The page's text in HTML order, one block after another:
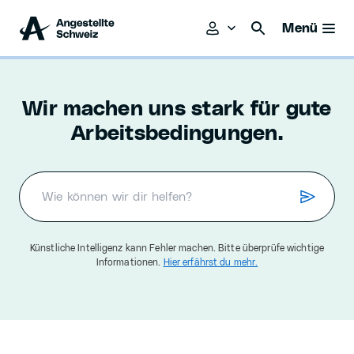
Menü
Wir machen uns stark für gute
Arbeitsbedingungen.
Künstliche Intelligenz kann Fehler machen. Bitte überprüfe wichtige
Informationen.
Hier erfährst du mehr.